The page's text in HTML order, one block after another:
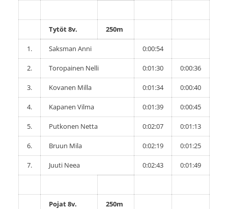
Tytöt 8v. 250m
1. Saksman Anni 0:00:54
2. Toropainen Nelli 0:01:30 0:00:36
3. Kovanen Milla 0:01:34 0:00:40
4. Kapanen Vilma 0:01:39 0:00:45
5. Putkonen Netta 0:02:07 0:01:13
6. Bruun Mila 0:02:19 0:01:25
7. Juuti Neea 0:02:43 0:01:49
Pojat 8v. 250m